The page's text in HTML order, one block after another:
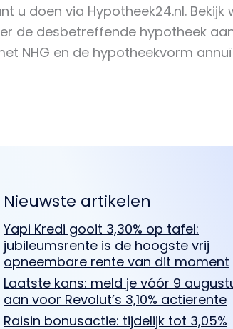
u doen via Hypotheek24.nl.
de desbetreffende hypotheek
NHG en de hypotheekvorm
Nieuwste artikelen
Yapi Kredi gooit 3,30% op tafel:
jubileumsrente is de hoogste vrij
opneembare rente van dit moment
Laatste kans: meld je vóór 9
aan voor Revolut’s 3,10% actierente
Raisin bonusactie: tijdelijk tot 3,05%